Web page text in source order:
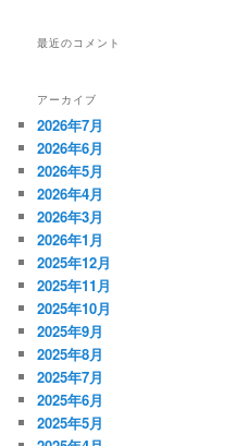
最近のコメント
アーカイブ
2026年7月
2026年6月
2026年5月
2026年4月
2026年3月
2026年1月
2025年12月
2025年11月
2025年10月
2025年9月
2025年8月
2025年7月
2025年6月
2025年5月